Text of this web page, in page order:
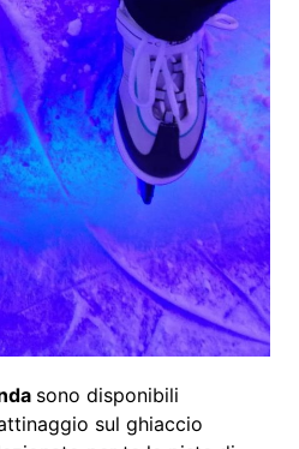
sono disponibili
sul ghiaccio